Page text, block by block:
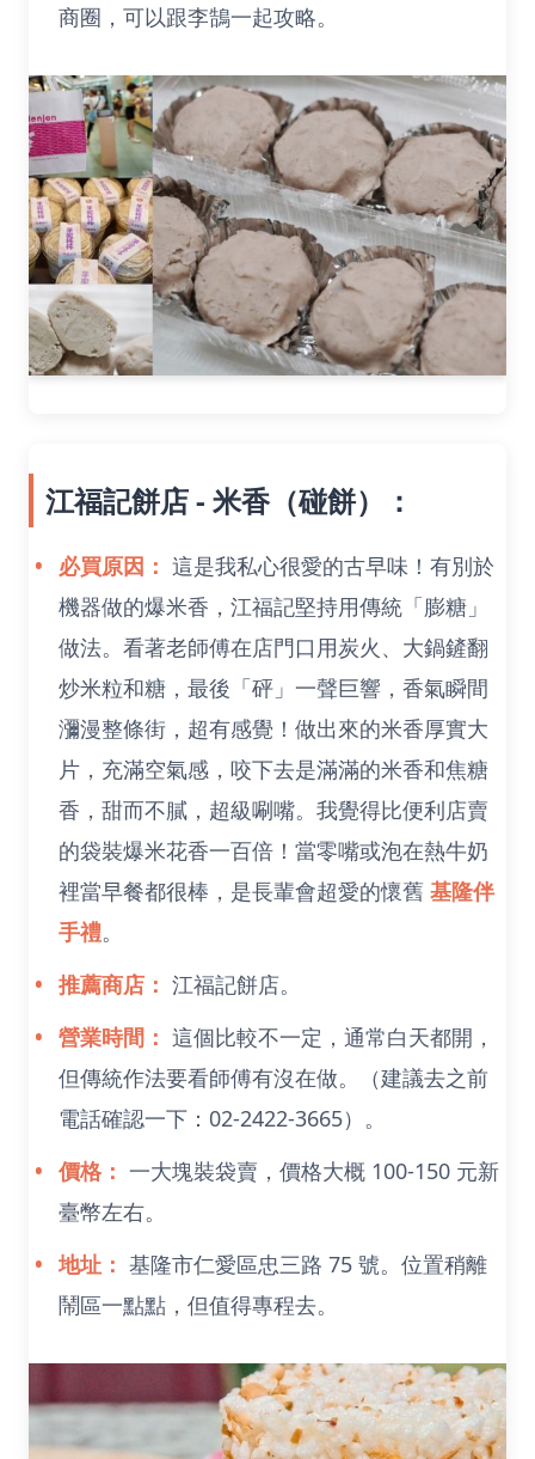
商圈，可以跟李鵠一起攻略。
江福記餅店 - 米香（碰餅）：
必買原因： 這是我私心很愛的古早味！有別於
機器做的爆米香，江福記堅持用傳統「膨糖」
做法。看著老師傅在店門口用炭火、大鍋鏟翻
炒米粒和糖，最後「砰」一聲巨響，香氣瞬間
瀰漫整條街，超有感覺！做出來的米香厚實大
片，充滿空氣感，咬下去是滿滿的米香和焦糖
香，甜而不膩，超級唰嘴。我覺得比便利店賣
的袋裝爆米花香一百倍！當零嘴或泡在熱牛奶
裡當早餐都很棒，是長輩會超愛的懷舊 基隆伴
手禮。
推薦商店： 江福記餅店。
營業時間： 這個比較不一定，通常白天都開，
但傳統作法要看師傅有沒在做。（建議去之前
電話確認一下：02-2422-3665）。
價格： 一大塊裝袋賣，價格大概 100-150 元新
臺幣左右。
地址： 基隆市仁愛區忠三路 75 號。位置稍離
鬧區一點點，但值得專程去。